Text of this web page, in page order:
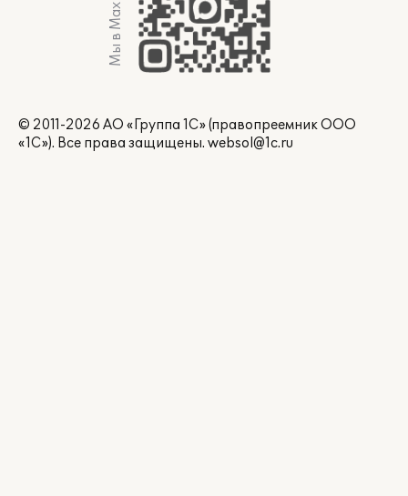
Мы в Max
© 2011-2026 АО «Группа 1С» (правопреемник ООО
«1С»). Все права защищены. websol@1c.ru